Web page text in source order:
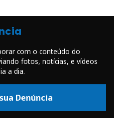
com o conteúdo do
fotos, notícias, e vídeos
a dia.
Denúncia